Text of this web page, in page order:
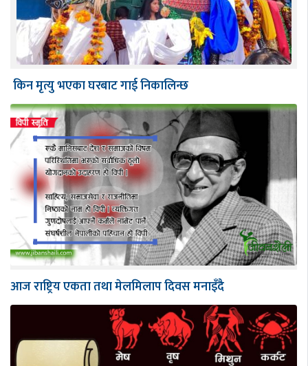
किन मृत्यु भएका घरबाट गाई निकालिन्छ
आज राष्ट्रिय एकता तथा मेलमिलाप दिवस मनाइँदै